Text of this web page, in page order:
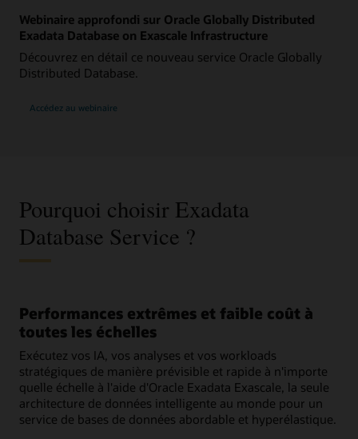
Webinaire approfondi sur Oracle Globally Distributed
Exadata Database on Exascale Infrastructure
Découvrez en détail ce nouveau service Oracle Globally
Distributed Database.
Accédez au webinaire
Pourquoi choisir Exadata
Database Service ?
Performances extrêmes et faible coût à
toutes les échelles
Exécutez vos IA, vos analyses et vos workloads
stratégiques de manière prévisible et rapide à n'importe
quelle échelle à l'aide d'Oracle Exadata Exascale, la seule
architecture de données intelligente au monde pour un
service de bases de données abordable et hyperélastique.